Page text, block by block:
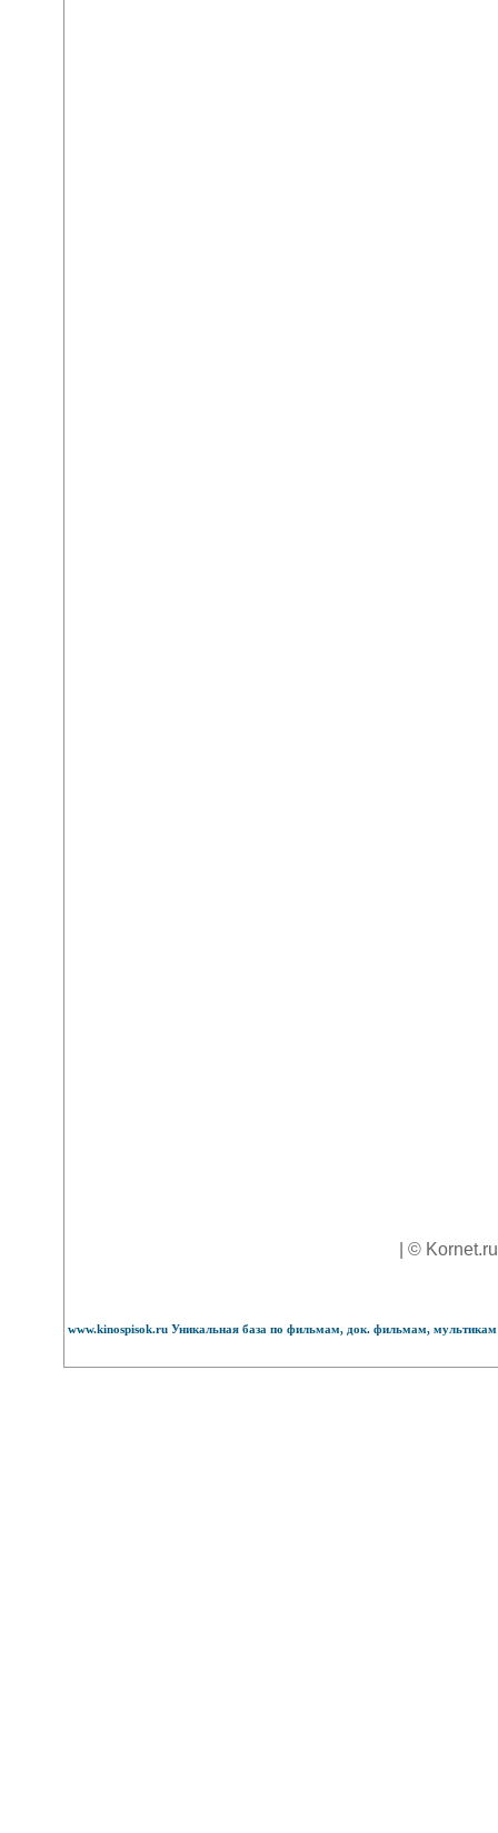
| ©
www.kinospisok.ru Уникальная база по фильмам, док. фильмам,